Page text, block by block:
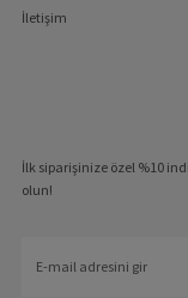
İletişim
İlk siparişinize özel %10
olun!
mail